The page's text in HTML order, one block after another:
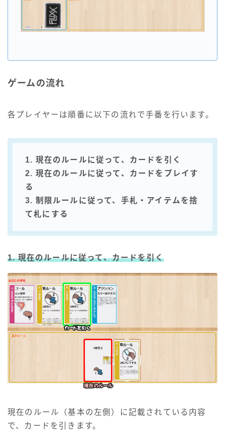
ゲームの流れ
各プレイヤーは順番に以下の流れで手番を行います。
1. 現在のルールに従って、カードを引く
2. 現在のルールに従って、カードをプレイす
る
3. 制限ルールに従って、手札・アイテムを捨
て札にする
1. 現在のルールに従って、カードを引く
現在のルール（基本の左側）に記載されている内容
で、カードを引きます。